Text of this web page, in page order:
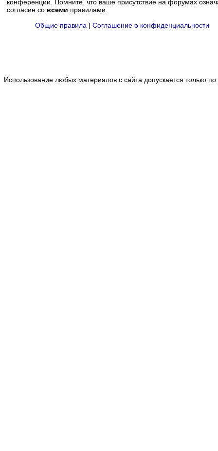
конференции. Помните, что ваше присутствие на форумах
согласие со всеми правилами.
Общие правила | Соглашение о конфиденциальности
Использование любых материалов с сайта допускается только